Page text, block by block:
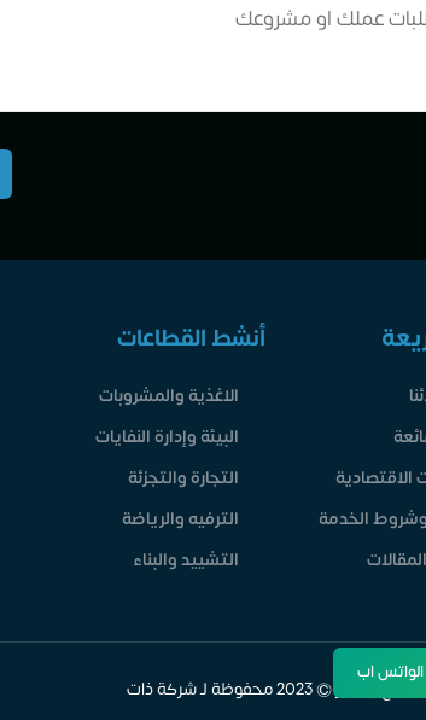
اب
الاقتصادية
الخدمة
أنشط القطاعات
الاغذية والمشروبات
البيئة وإدارة النفايات
التجارة والتجزئة
الترفيه والرياضة
التشييد والبناء
© 2023 محفوظة لـ شركة ذات